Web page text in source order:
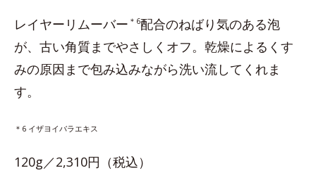
レイヤーリムーバー ＊6配合のねばり気のある泡
が、古い角質までやさしくオフ。乾燥によるくす
みの原因まで包み込みながら洗い流してくれま
す。
＊6 イザヨイバラエキス
120g／2,310円（税込）